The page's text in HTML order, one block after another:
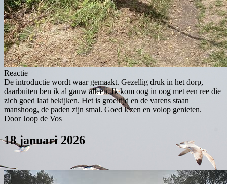
Reactie
De introductie wordt waar gemaakt. Gezellig druk in het dorp,
daarbuiten ben ik al gauw alleen. Ik kom oog in oog met een ree die
zich goed laat bekijken. Het is groeitijd en de varens staan
manshoog, de paden zijn smal. Goed lezen en volop genieten.
Door Joop de Vos
18 januari 2026